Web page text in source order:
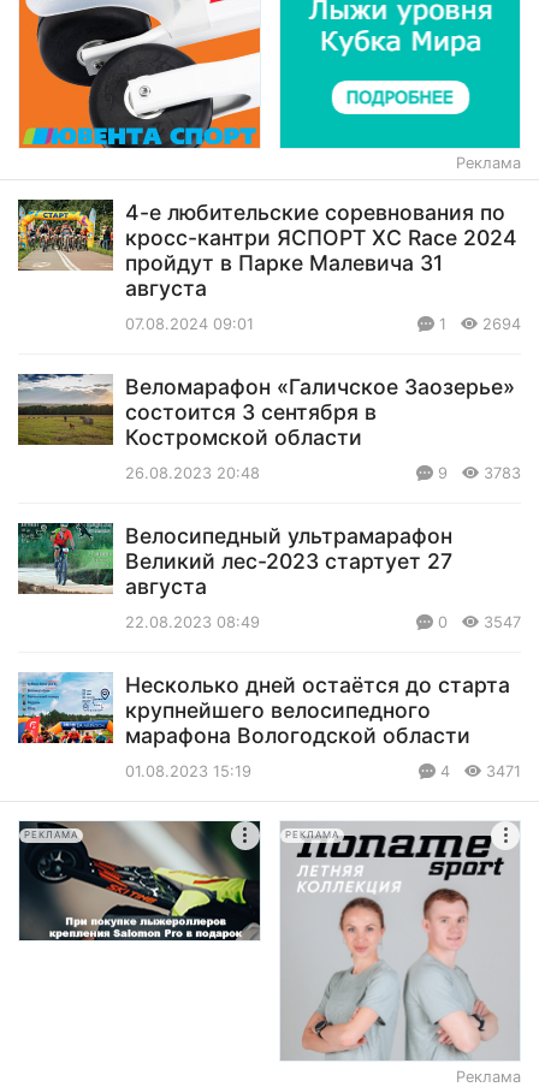
Реклама
4-е любительские соревнования по
кросс-кантри ЯСПОРТ ХС Race 2024
пройдут в Парке Малевича 31
августа
07.08.2024 09:01 1 2694
Веломарафон «Галичское Заозерье»
состоится 3 сентября в
Костромской области
26.08.2023 20:48 9 3783
Велосипедный ультрамарафон
Великий лес-2023 стартует 27
августа
22.08.2023 08:49 0 3547
Несколько дней остаётся до старта
крупнейшего велосипедного
марафона Вологодской области
01.08.2023 15:19 4 3471
РЕКЛАМА РЕКЛАМА
Реклама